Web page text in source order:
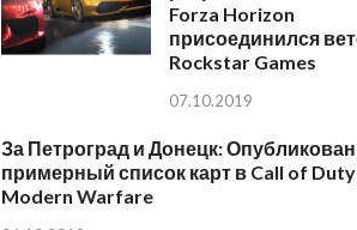
Forza Horizon
присоединился
Rockstar Games
07.10.2019
За Петроград и Донецк: Опубликован
примерный список карт в Call of
Modern Warfare